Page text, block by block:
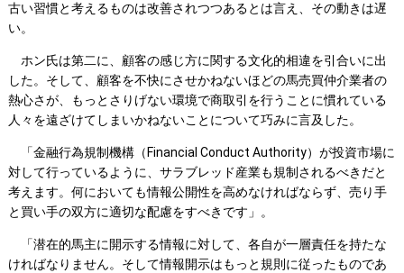
古い習慣と考えるものは改善されつつあるとは言え、その動きは遅
い。
ホン氏は第二に、顧客の感じ方に関する文化的相違を引合いに出
した。そして、顧客を不快にさせかねないほどの馬売買仲介業者の
熱心さが、もっとさりげない環境で商取引を行うことに慣れている
人々を遠ざけてしまいかねないことについて巧みに言及した。
「金融行為規制機構（Financial Conduct Authority）が投資市場に
対して行っているように、サラブレッド産業も規制されるべきだと
考えます。何においても情報公開性を高めなければならず、売り手
と買い手の双方に適切な配慮をすべきです」。
「潜在的馬主に開示する情報に対して、各自が一層責任を持たな
ければなりません。そして情報開示はもっと規則に従ったものであ